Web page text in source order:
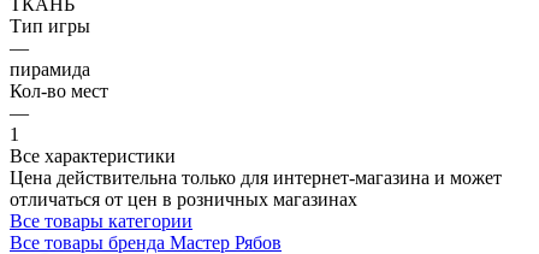
Тип игры
—
пирамида
Кол-во мест
—
1
Все характеристики
Цена действительна только для интернет-магазина и может
отличаться от цен в розничных магазинах
Все товары категории
Все товары бренда Мастер Рябов